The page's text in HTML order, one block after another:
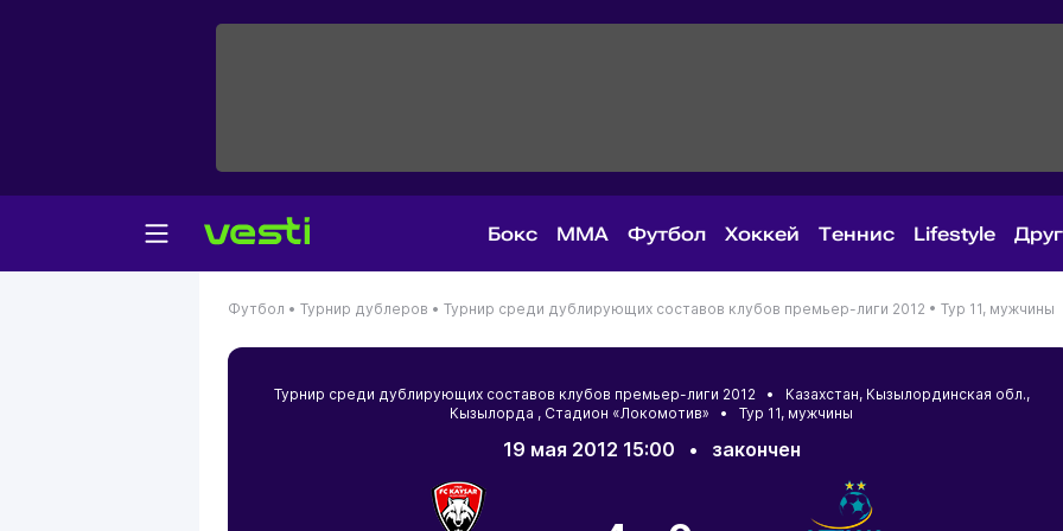
Бокс MMA Футбол Хоккей Теннис Lifestyle
Футбол • Турнир дублеров • Турнир среди дублирующих составов клубов премьер-лиги 2012 • Тур 11, мужчины
Турнир среди дублирующих составов клубов премьер-лиги 2012 • Казахстан, Кызылординская обл.,
Кызылорда , Стадион «Локомотив» • Тур 11, мужчины
19 мая 2012 15:00 • закончен